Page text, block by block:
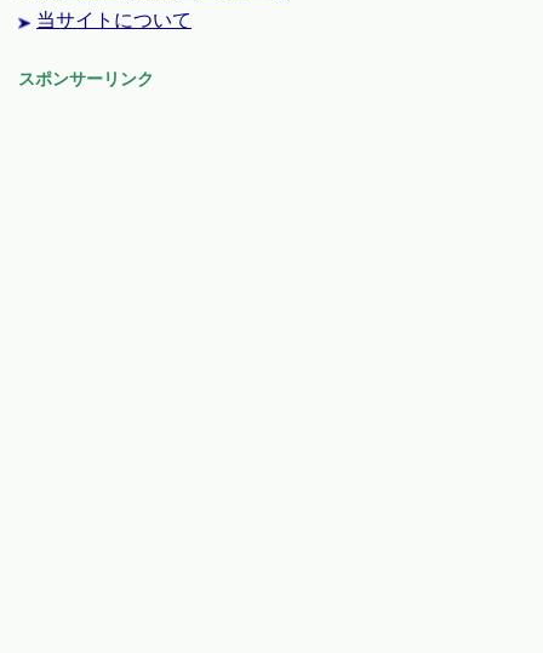
当サイトについて
スポンサーリンク